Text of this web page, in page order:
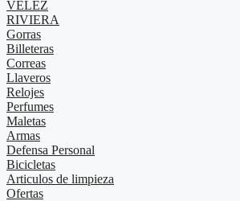
VELEZ
RIVIERA
Gorras
Billeteras
Correas
Llaveros
Relojes
Perfumes
Maletas
Armas
Defensa Personal
Bicicletas
Articulos de limpieza
Ofertas